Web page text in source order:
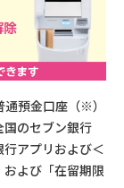
通預金口座（※）
のセブン銀行
アプリおよび＜
よび「在留期限